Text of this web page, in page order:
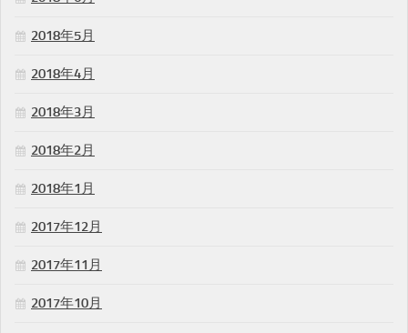
2018年5月
2018年4月
2018年3月
2018年2月
2018年1月
2017年12月
2017年11月
2017年10月